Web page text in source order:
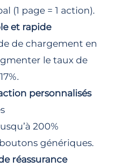
(1 page = 1 action).
et rapide
de chargement en
le taux de
personnalisés
200%
génériques.​
réassurance